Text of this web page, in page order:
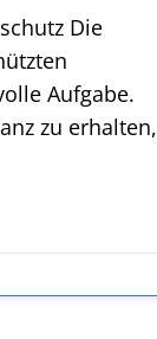
Die
Aufgabe.
zu erhalten,